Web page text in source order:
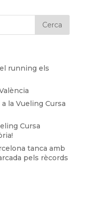
running els
la Vueling Cursa
Cursa
tanca amb
pels rècords